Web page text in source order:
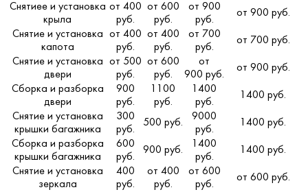
Снятиее и установка
крыла
от 400
руб.
от 600
руб.
от 900
руб.
от 900 руб.
Снятие и установка
капота
от 400
руб.
от 400
руб.
от 700
руб.
от 700 руб.
Снятие и установка
двери
от 500
руб.
от 600
руб.
от
900 руб.
от 900 руб.
Сборка и разборка
двери
900
руб.
1100
руб.
1400
руб.
1400 руб.
Снятие и установка
крышки багажника
300
руб.
500 руб.
9000
руб.
1400 руб.
Сборка и разборка
крышки багажника
600
руб.
900 руб.
1400
руб.
1400 руб.
Снятие и установка
зеркала
400
руб.
от 400
руб.
от 600
руб.
от 600 руб.